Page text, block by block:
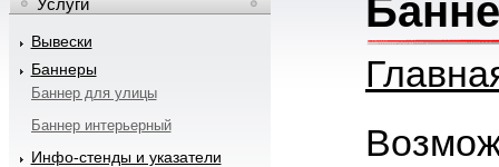
Услуги
Вывески
Баннеры
Баннер для улицы
Баннер интерьерный
Инфо-стенды и указатели
Вы здесь